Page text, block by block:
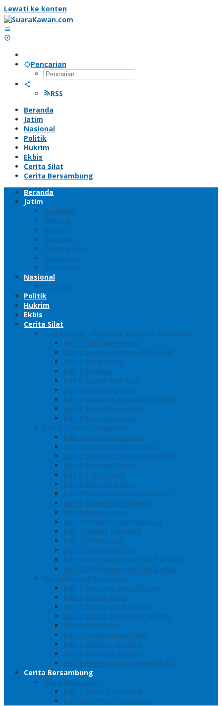
Lewati ke konten
Pencarian
RSS
Beranda
Jatim
Nasional
Politik
Hukrim
Ekbis
Cerita Silat
Cerita Bersambung
Beranda
Jatim
Surabaya
Malang
Gresik
Sidoarjo
Trenggalek
Mojokerto
Pasuruan
Nasional
Jakarta
Politik
Hukrim
Ekbis
Cerita Silat
Toh Kuning – Benteng Terakhir Kertajaya
Bab 1 Jalur Banengan
Bab 2 Sampai Jumpa, Ken Arok!
Bab 3 Bergabung
Bab 4 Perwira
Bab 5 Siasat Ken Arok
Bab 6 Pengepungan
Bab 7 Gerbang Pasukan Khusus
Bab 8 Tanah Larangan
Bab 9 Penyelamatan
Langit Hitam Majapahit
Bab 1 Menuju Kotaraja
Bab 2 Matahari Majapahit
Bab 3 Di Bawah Panji Majapahit
Bab 4 Gunung Semar
Bab 5 Tiga Orang
Bab 6 Wringin Anom
Bab 7 Pemberontakan Senyap
Bab 8 Siasat Gajah Mada
Bab 9 Rawa-rawa
Bab 10 Malam Penumpasan
Bab 11 Bulak Banteng
Bab 12 Persiapan
Bab 13 Rencana Lain
Bab 14 Pertempuran Hari Pertama
Bab 15 Pertempuran Hari Kedua
Penaklukan Panarukan
Bab 1 Rencana Penaklukan
Bab 2 Sabuk Inten
Bab 3 Pangeran Benawa
Bab 4 Kabut di Tengah Malam
Bab 5 Berhitung
Bab 6 Lembah Merbabu
Bab 7 Wedhus Gembel
Bab 8 Gerbang Demak
Bab 9 Pertempuran Panarukan
Cerita Bersambung
Sang Maharani
Bab 1 Bulan Telanjang
Bab 2 Nir Wuk Tanpa Jalu